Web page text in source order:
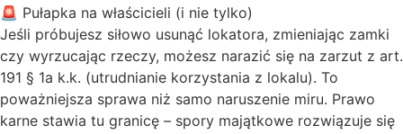
🚨 Pułapka na właścicieli (i nie tylko)
Jeśli próbujesz siłowo usunąć lokatora, zmieniając zamki
czy wyrzucając rzeczy, możesz narazić się na zarzut z art.
191 § 1a k.k. (utrudnianie korzystania z lokalu). To
poważniejsza sprawa niż samo naruszenie miru. Prawo
karne stawia tu granicę – spory majątkowe rozwiązuje się